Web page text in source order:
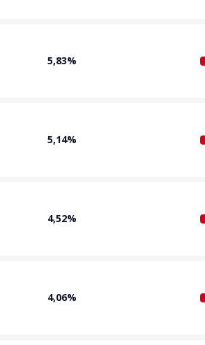
5,83%
5,14%
4,52%
4,06%